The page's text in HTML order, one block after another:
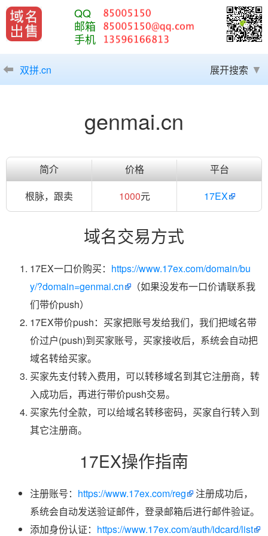
QQ
邮箱
手机
双拼.cn 展开搜索
genmai.cn
简介 价格
平台
根脉，跟卖
1000元 17EX
域名交易方式
17EX一口价购买： https://www.17ex.com/domain/bu
y/?domain=genmai.cn
（如果没发布一口价请联系我
们带价push）
17EX带价push：买家把账号发给我们，我们把域名带
价过户(push)到买家账号，买家接收后，系统会自动把
域名转给买家。
买家先支付转入费用，可以转移域名到其它注册商，转
入成功后，再进行带价push交易。
买家先付全款，可以给域名转移密码，买家自行转入到
其它注册商。
17EX操作指南
注册账号： https://www.17ex.com/reg
注册成功后，
系统会自动发送验证邮件，登录邮箱后进行邮件验证。
添加身份认证： https://www.17ex.com/auth/idcard/list